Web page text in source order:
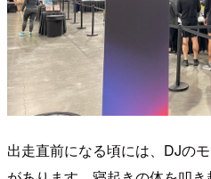
出走直前になる頃には、DJの